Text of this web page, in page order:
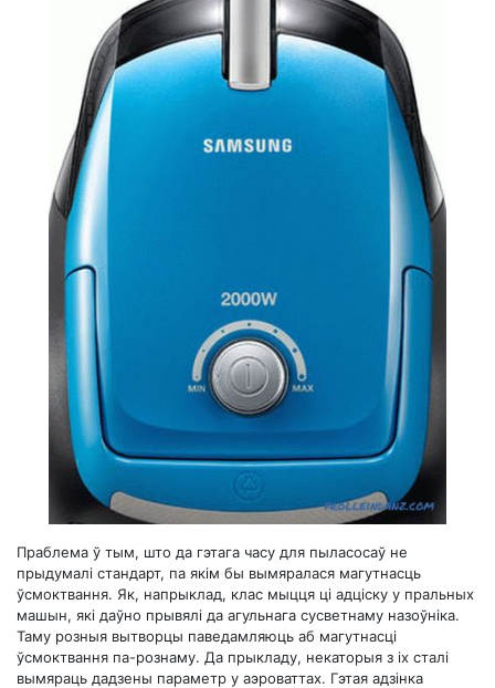
Праблема ў тым, што да гэтага часу для пыласосаў не
прыдумалі стандарт, па якім бы вымяралася магутнасць
ўсмоктвання. Як, напрыклад, клас мыцця ці адціску у пральных
машын, які даўно прывялі да агульнага сусветнаму назоўніка.
Таму розныя вытворцы паведамляюць аб магутнасці
ўсмоктвання па-рознаму. Да прыкладу, некаторыя з іх сталі
вымяраць дадзены параметр у аэроваттах. Гэтая адзінка